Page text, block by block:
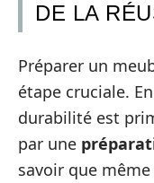
DE LA
Préparer un
étape cruciale.
durabilité est
par une
savoir que